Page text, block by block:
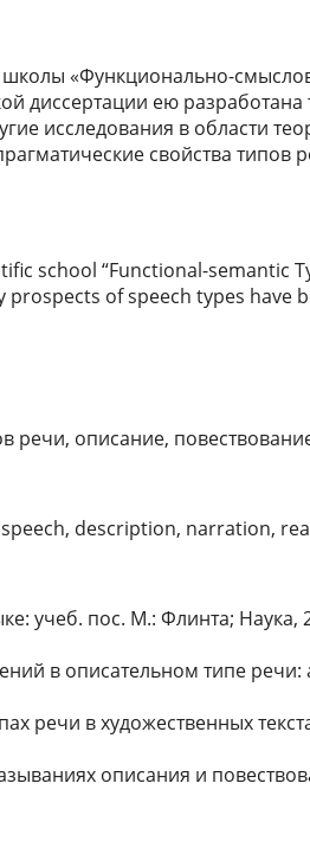
«Функционально-
диссертации ею
исследования в области
свойства
school “Functional-semantic
prospects of speech types
речи, описание,
description, narration,
учеб. пос. М.: Флинта; Наука,
в описательном типе речи:
в художественных
описания и